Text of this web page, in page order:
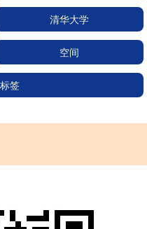
清华大学
空间
签